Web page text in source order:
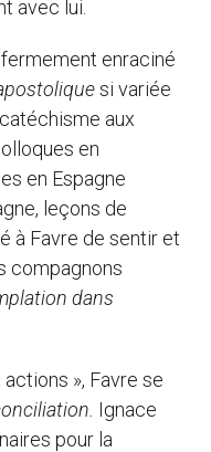
avec lui.
enraciné
si variée
aux
en
en Espagne
leçons de
à Favre de sentir et
compagnons
dans
actions », Favre se
Ignace
pour la